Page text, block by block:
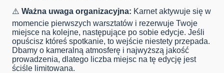
⚠️ Ważna uwaga organizacyjna: Karnet aktywuje się w
momencie pierwszych warsztatów i rezerwuje Twoje
miejsce na kolejne, następujące po sobie edycje. Jeśli
opuścisz któreś spotkanie, to wejście niestety przepada.
Dbamy o kameralną atmosferę i najwyższą jakość
prowadzenia, dlatego liczba miejsc na tę edycję jest
ściśle limitowana.